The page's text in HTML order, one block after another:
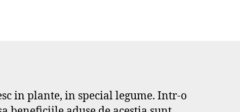
in plante, in special legume. Intr-o